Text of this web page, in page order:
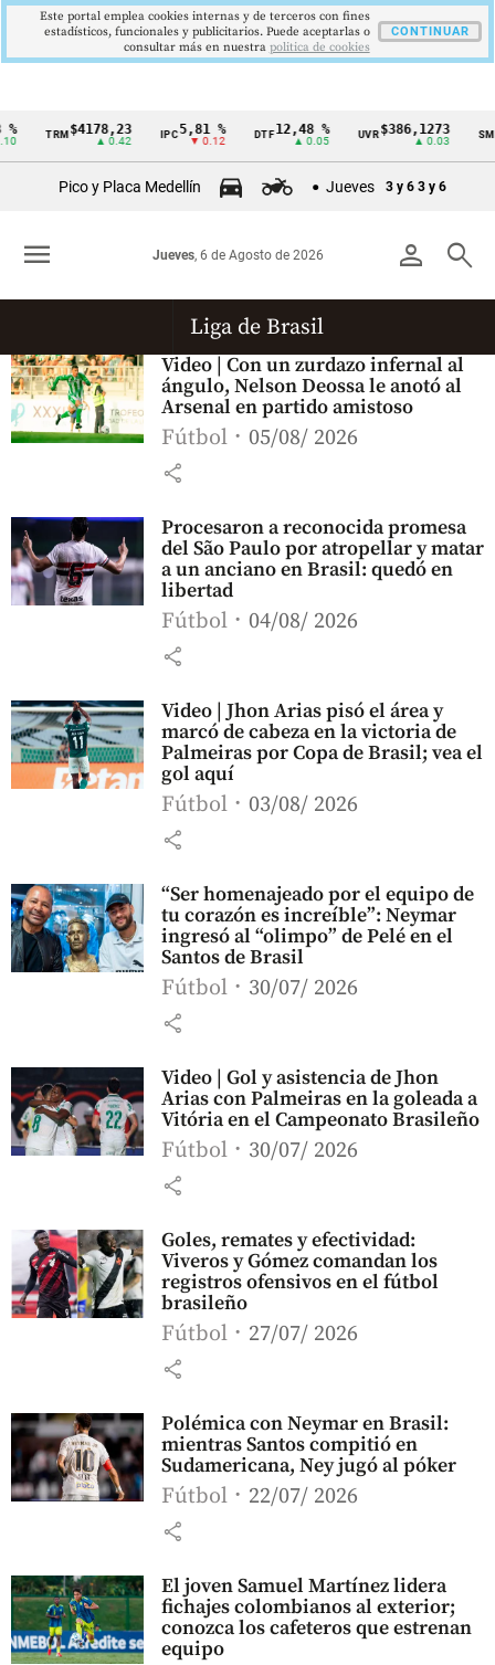
Cintillo
Colombia
TRM$4178,23
▲ 0.42
IPC5,81 %
▼ 0.12
DTF12,48 %
▲ 0.05
UVR$386,1273
▲ 0.03
Pico y Placa Medellín Jueves 3 y 6 3 y 6
person search
Jueves, 6 de Agosto de 2026
menu
Liga de Brasil
Video | Con un zurdazo infernal al
ángulo, Nelson Deossa le anotó al
Arsenal en partido amistoso
Fútbol 05/08/ 2026
share
Procesaron a reconocida promesa
del São Paulo por atropellar y matar
a un anciano en Brasil: quedó en
libertad
Fútbol 04/08/ 2026
share
Video | Jhon Arias pisó el área y
marcó de cabeza en la victoria de
Palmeiras por Copa de Brasil; vea el
gol aquí
Fútbol 03/08/ 2026
share
“Ser homenajeado por el equipo de
tu corazón es increíble”: Neymar
ingresó al “olimpo” de Pelé en el
Santos de Brasil
Fútbol 30/07/ 2026
share
Video | Gol y asistencia de Jhon
Arias con Palmeiras en la goleada a
Vitória en el Campeonato Brasileño
Fútbol 30/07/ 2026
share
Goles, remates y efectividad:
Viveros y Gómez comandan los
registros ofensivos en el fútbol
brasileño
Fútbol 27/07/ 2026
share
Polémica con Neymar en Brasil:
mientras Santos compitió en
Sudamericana, Ney jugó al póker
Fútbol 22/07/ 2026
share
El joven Samuel Martínez lidera
fichajes colombianos al exterior;
conozca los cafeteros que estrenan
equipo
Este portal emplea cookies internas y de terceros con fines
estadísticos, funcionales y publicitarios. Puede aceptarlas o
consultar más en nuestra politica de cookies
CONTINUAR